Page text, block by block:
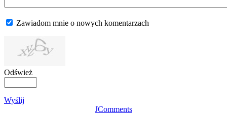
Zawiadom mnie o nowych komentarzach
Odśwież
Wyślij
JComments